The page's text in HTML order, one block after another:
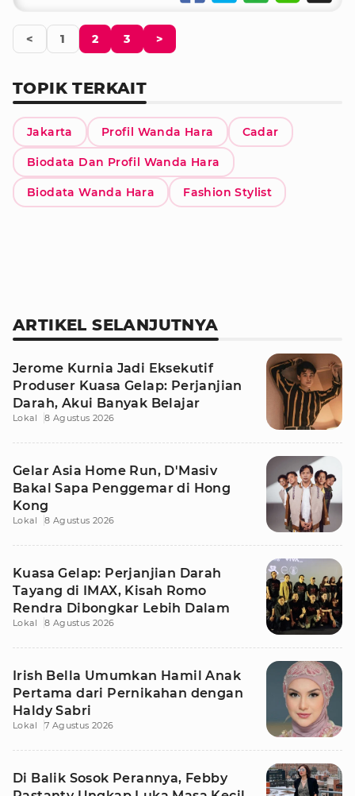
< 1 2 3 >
TOPIK TERKAIT
Jakarta Profil Wanda Hara Cadar
Biodata Dan Profil Wanda Hara
Biodata Wanda Hara Fashion Stylist
ARTIKEL SELANJUTNYA
Jerome Kurnia Jadi Eksekutif
Produser Kuasa Gelap: Perjanjian
Darah, Akui Banyak Belajar
Lokal 8 Agustus 2026
Gelar Asia Home Run, D'Masiv
Bakal Sapa Penggemar di Hong
Kong
Lokal 8 Agustus 2026
Kuasa Gelap: Perjanjian Darah
Tayang di IMAX, Kisah Romo
Rendra Dibongkar Lebih Dalam
Lokal 8 Agustus 2026
Irish Bella Umumkan Hamil Anak
Pertama dari Pernikahan dengan
Haldy Sabri
Lokal 7 Agustus 2026
Di Balik Sosok Perannya, Febby